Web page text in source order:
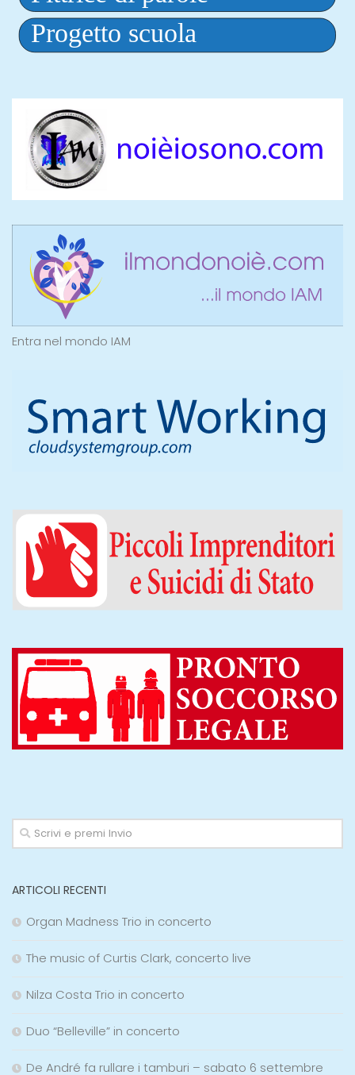
Entra nel mondo IAM
ARTICOLI RECENTI
Organ Madness Trio in concerto
The music of Curtis Clark, concerto live
Nilza Costa Trio in concerto
Duo “Belleville” in concerto
De André fa rullare i tamburi – sabato 6 settembre